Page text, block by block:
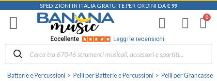
SPEDIZIONI IN ITALIA GRATUITE PER ORDINI DA € 99
Eccellente Leggi le recensioni
Batterie e Percussioni Pelli per Batterie e Percussioni Pelli per Grancasse